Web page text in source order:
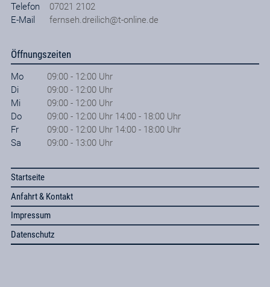
Telefon
07021 2102
E-Mail
fernseh.dreilich@t-online.de
Öffnungszeiten
Mo
09:00 - 12:00 Uhr
Di
09:00 - 12:00 Uhr
Mi
09:00 - 12:00 Uhr
Do
09:00 - 12:00 Uhr 14:00 - 18:00 Uhr
Fr
09:00 - 12:00 Uhr 14:00 - 18:00 Uhr
Sa
09:00 - 13:00 Uhr
Startseite
Anfahrt & Kontakt
Impressum
Datenschutz